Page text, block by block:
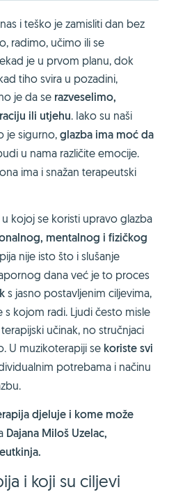
i teško je zamisliti dan bez
radimo, učimo ili se
je u prvom planu, dok
tiho svira u pozadini,
je da se razveselimo,
ili utjehu. Iako su naši
je sigurno, glazbaima moć da
u nama različite emocije.
ima i snažan terapeutski
u kojoj se koristi upravo glazba
mentalnog i fizičkog
nije isto što i slušanje
dana već je to proces
s jasno postavljenim ciljevima,
kojom radi. Ljudi često misle
učinak, no stručnjaci
U muzikoterapiji se koriste svi
potrebama i načinu
djeluje i kome može
Dajana Miloš Uzelac,
i koji su ciljevi